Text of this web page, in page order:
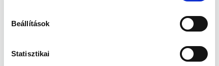
Beállítások
StatisztikaiNapjainkra sajnos egyértelművé vált, hogy a